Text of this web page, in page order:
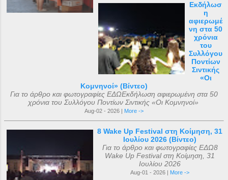
Εκδήλωσ
η
αφιερωμέ
νη στα 50
χρόνια
του
Συλλόγου
Ποντίων
Σιντικής
«Οι
Κομνηνοί» (Βίντεο)
Για το άρθρο και φωτογραφίες ΕΔΩΕκδήλωση αφιερωμένη στα 50
χρόνια του Συλλόγου Ποντίων Σιντικής «Οι Κομνηνοί»
Aug-02 - 2026 | More ->
8 Wake Up Festival στη Κοίμηση, 31
Ιουλίου 2026 (Βίντεο)
Για το άρθρο και φωτογραφίες ΕΔΩ8
Wake Up Festival στη Κοίμηση, 31
Ιουλίου 2026
Aug-01 - 2026 | More ->